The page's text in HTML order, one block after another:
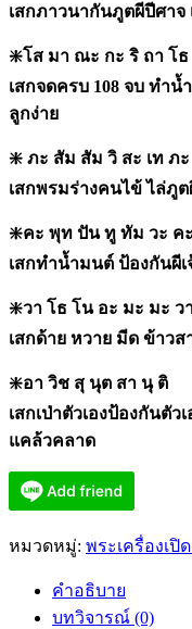
เสกภาวนากันภูตผีปีศาจ
❇️โส มา ณะ กะ ริ ถา โธ
เสกจดครบ 108 จบ ทำ
ลูกง่าย
❇️ ภะ สัม สัม วิ สะ เท ภะ
เสกพรมร่างคนไข้ ไล่ภู
❇️คะ พุท ปัน ทู ทัม วะ คะ
เสกทำน้ำมนต์ ป้องกันผี
❇️วา โธ โน อะ มะ มะ ว
เสกด้าย หวาย มีด ข้าว
❇️อา วิช สุ นุต สา นุ ติ
เสกเป่าตัวเองป้องกันตัว
แคล้วคลาด
หมวดหมู่: พระเครื่องเปิ
คำอธิบาย
บทวิจารณ์ (0)